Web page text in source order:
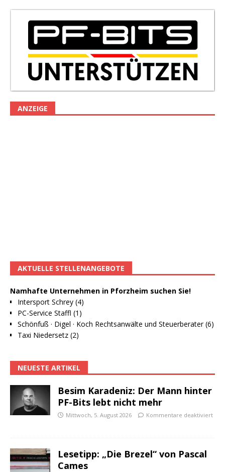
ANZEIGE
AKTUELLE STELLENANGEBOTE
Namhafte Unternehmen in Pforzheim suchen Sie!
Intersport Schrey (4)
PC-Service Staffl (1)
Schönfuß · Digel · Koch Rechtsanwälte und Steuerberater (6)
Taxi Niedersetz (2)
NEUESTE ARTIKEL
Besim Karadeniz: Der Mann hinter
PF-Bits lebt nicht mehr
Mittwoch, 5. August 2026 Kommentare deaktiviert
Lesetipp: „Die Brezel“ von Pascal
Cames